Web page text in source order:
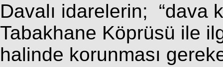
Davalı idarelerin; “dava
Tabakhane Köprüsü ile
halinde korunması